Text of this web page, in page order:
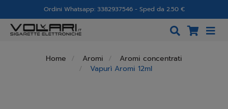
Ordini Whatsapp: 3382937546 - Sped da 2.50 €
Home Aromi
Aromi concentrati
Vapurì Aromi 12ml